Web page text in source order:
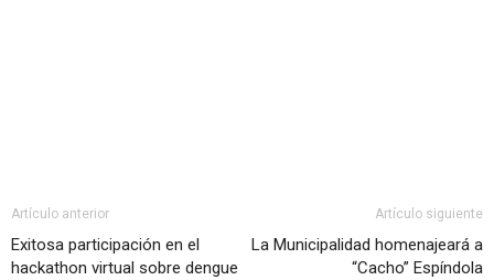
Artículo anterior
Exitosa participación en el
hackathon virtual sobre dengue
Artículo siguiente
La Municipalidad homenajeará a
“Cacho” Espíndola